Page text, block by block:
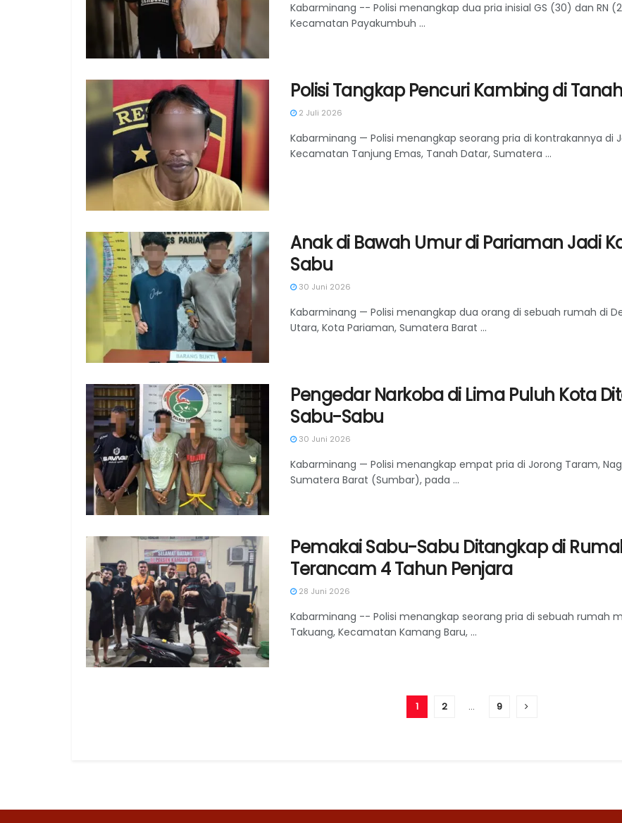
Kabarminang -- Polisi menangkap dua pria inisial GS (30) dan RN
Kecamatan Payakumbuh ...
Polisi Tangkap Pencuri Kambing di
2 Juli 2026
Kabarminang — Polisi menangkap seorang pria di kontrakannya di
Kecamatan Tanjung Emas, Tanah Datar, Sumatera ...
Anak di Bawah Umur di Pariaman Jadi
Sabu
30 Juni 2026
Kabarminang — Polisi menangkap dua orang di sebuah rumah di
Utara, Kota Pariaman, Sumatera Barat ...
Pengedar Narkoba di Lima Puluh Kota
Sabu-Sabu
30 Juni 2026
Kabarminang — Polisi menangkap empat pria di Jorong Taram,
Sumatera Barat (Sumbar), pada ...
Pemakai Sabu-Sabu Ditangkap di
Terancam 4 Tahun Penjara
28 Juni 2026
Kabarminang -- Polisi menangkap seorang pria di sebuah rumah
Takuang, Kecamatan Kamang Baru, ...
1 2 … 9